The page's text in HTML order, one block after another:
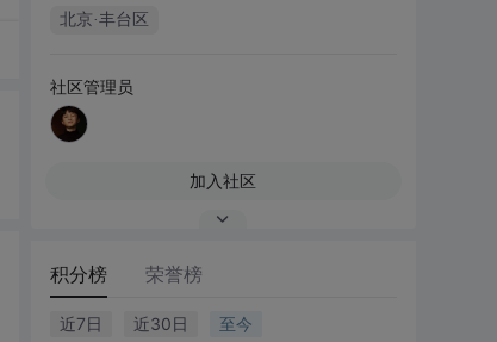
北京·丰台区
社区管理员
加入社区
积分榜 荣誉榜
近7日 近30日 至今